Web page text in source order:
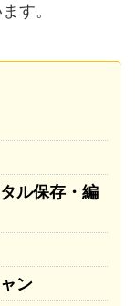
す。
ル保存・編
ン